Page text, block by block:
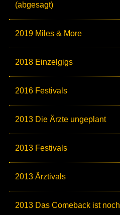
(abgesagt)
2019 Miles & More
2018 Einzelgigs
2016 Festivals
2013 Die Ärzte ungeplant
2013 Festivals
2013 Ärztivals
2013 Das Comeback ist noch